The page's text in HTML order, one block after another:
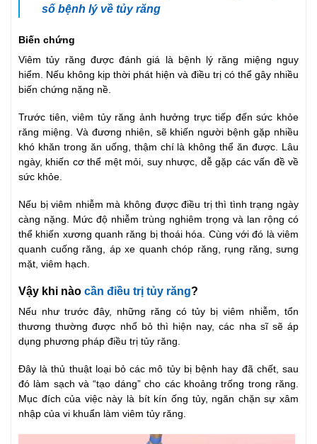
số bệnh lý về tủy răng
Biến chứng
Viêm tủy răng được đánh giá là bệnh lý răng miệng nguy
hiểm. Nếu không kịp thời phát hiện và điều trị có thể gây nhiều
biến chứng nặng nề.
Trước tiên, viêm tủy răng ảnh hưởng trực tiếp đến sức khỏe
răng miệng. Và đương nhiên, sẽ khiến người bệnh gặp nhiều
khó khăn trong ăn uống, thậm chí là không thể ăn được. Lâu
ngày, khiến cơ thể mệt mỏi, suy nhược, dễ gặp các vấn đề về
sức khỏe.
Nếu bị viêm nhiễm mà không được điều trị thì tình trạng ngày
càng nặng. Mức độ nhiễm trùng nghiêm trọng và lan rộng có
thể khiến xương quanh răng bị thoái hóa. Cùng với đó là viêm
quanh cuống răng, áp xe quanh chóp răng, rụng răng, sưng
mặt, viêm hạch.
Vậy khi nào cần điều trị tủy răng?
Nếu như trước đây, những răng có tủy bị viêm nhiễm, tổn
thương thường được nhổ bỏ thì hiện nay, các nha sĩ sẽ áp
dụng phương pháp điều trị tủy răng.
Đây là thủ thuật loại bỏ các mô tủy bị bệnh hay đã chết, sau
đó làm sạch và “tạo dáng” cho các khoảng trống trong răng.
Mục đích của việc này là bít kín ống tủy, ngăn chặn sự xâm
nhập của vi khuẩn làm viêm tủy răng.